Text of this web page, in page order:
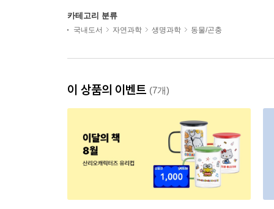
카테고리 분류
국내도서 자연과학 생명과학 동물/곤충
이 상품의 이벤트 (7개)